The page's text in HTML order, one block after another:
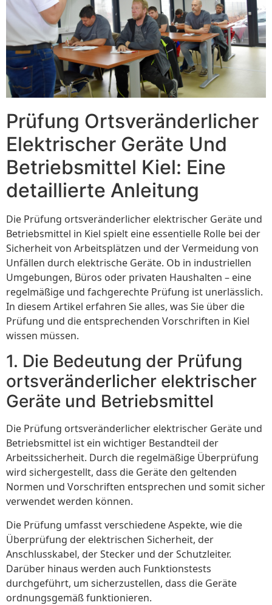
Prüfung Ortsveränderlicher
Elektrischer Geräte Und
Betriebsmittel Kiel: Eine
detaillierte Anleitung
Die Prüfung ortsveränderlicher elektrischer Geräte und
Betriebsmittel in Kiel spielt eine essentielle Rolle bei der
Sicherheit von Arbeitsplätzen und der Vermeidung von
Unfällen durch elektrische Geräte. Ob in industriellen
Umgebungen, Büros oder privaten Haushalten – eine
regelmäßige und fachgerechte Prüfung ist unerlässlich.
In diesem Artikel erfahren Sie alles, was Sie über die
Prüfung und die entsprechenden Vorschriften in Kiel
wissen müssen.
1. Die Bedeutung der Prüfung
ortsveränderlicher elektrischer
Geräte und Betriebsmittel
Die Prüfung ortsveränderlicher elektrischer Geräte und
Betriebsmittel ist ein wichtiger Bestandteil der
Arbeitssicherheit. Durch die regelmäßige Überprüfung
wird sichergestellt, dass die Geräte den geltenden
Normen und Vorschriften entsprechen und somit sicher
verwendet werden können.
Die Prüfung umfasst verschiedene Aspekte, wie die
Überprüfung der elektrischen Sicherheit, der
Anschlusskabel, der Stecker und der Schutzleiter.
Darüber hinaus werden auch Funktionstests
durchgeführt, um sicherzustellen, dass die Geräte
ordnungsgemäß funktionieren.